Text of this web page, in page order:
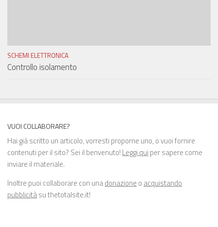
SCHEMI ELETTRONICA
Controllo isolamento
VUOI COLLABORARE?
Hai già scritto un articolo, vorresti proporne uno, o vuoi fornire
contenuti per il sito? Sei il benvenuto! Leggi qui per sapere come
inviare il materiale.
Inoltre puoi collaborare con unadonazione o acquistando
pubblicitàsu thetotalsite.it!